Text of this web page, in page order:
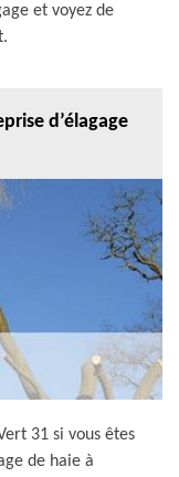
et voyez de
d’élagage
31 si vous êtes
de haie à